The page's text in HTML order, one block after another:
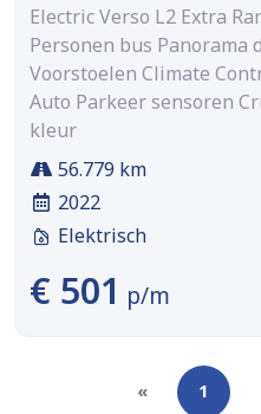
Electric Verso L2 Extra
Personen bus Panorama
Voorstoelen Climate
Auto Parkeer sensoren
kleur
56.779 km
2022
Elektrisch
€ 501 p/m
« 1